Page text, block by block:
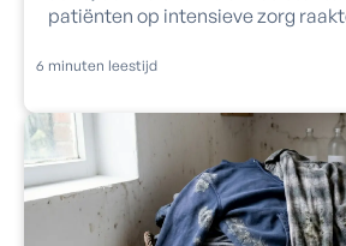
patiënten op intensieve zorg
6 minuten leestijd